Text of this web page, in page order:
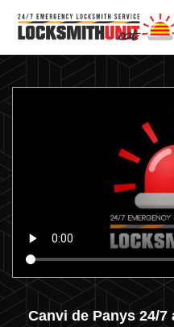
Canvi de Panys 24/7